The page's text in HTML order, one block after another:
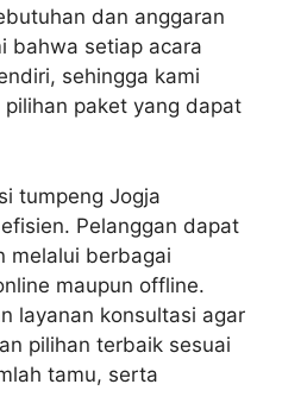
dan anggaran
bahwa setiap acara
sehingga kami
paket yang dapat
tumpeng Jogja
Pelanggan dapat
melalui berbagai
maupun offline.
layanan konsultasi agar
pilihan terbaik sesuai
tamu, serta